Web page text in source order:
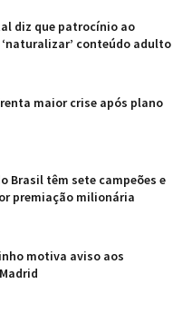
diz que patrocínio ao
conteúdo adulto
maior crise após plano
Brasil têm sete campeões e
premiação milionária
motiva aviso aos